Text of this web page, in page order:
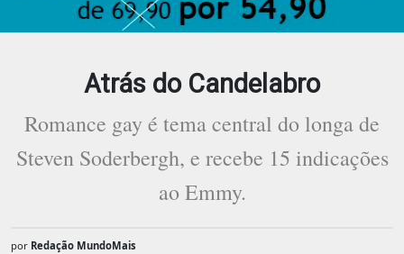
Atrás do Candelabro
Romance gay é tema central do longa de
Steven Soderbergh, e recebe 15 indicações
ao Emmy.
por Redação MundoMais